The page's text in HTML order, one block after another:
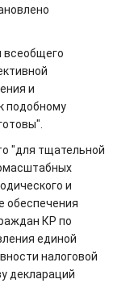
всеобщего
и
подобному
"для тщательной
и
обеспечения
КР по
единой
налоговой
деклараций